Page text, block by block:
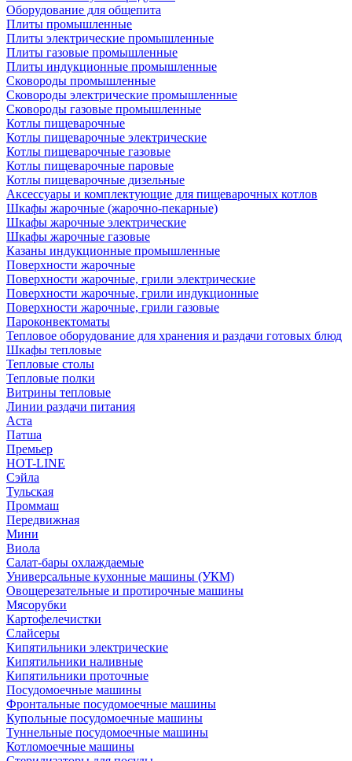
Оборудование для общепита
Плиты промышленные
Плиты электрические промышленные
Плиты газовые промышленные
Плиты индукционные промышленные
Сковороды промышленные
Сковороды электрические промышленные
Сковороды газовые промышленные
Котлы пищеварочные
Котлы пищеварочные электрические
Котлы пищеварочные газовые
Котлы пищеварочные паровые
Котлы пищеварочные дизельные
Аксессуары и комплектующие для пищеварочных котлов
Шкафы жарочные (жарочно-пекарные)
Шкафы жарочные электрические
Шкафы жарочные газовые
Казаны индукционные промышленные
Поверхности жарочные
Поверхности жарочные, грили электрические
Поверхности жарочные, грили индукционные
Поверхности жарочные, грили газовые
Пароконвектоматы
Тепловое оборудование для хранения и раздачи готовых блюд
Шкафы тепловые
Тепловые столы
Тепловые полки
Витрины тепловые
Линии раздачи питания
Аста
Патша
Премьер
HOT-LINE
Сэйла
Тульская
Проммаш
Передвижная
Мини
Виола
Салат-бары охлаждаемые
Универсальные кухонные машины (УКМ)
Овощерезательные и протирочные машины
Мясорубки
Картофелечистки
Слайсеры
Кипятильники электрические
Кипятильники наливные
Кипятильники проточные
Посудомоечные машины
Фронтальные посудомоечные машины
Купольные посудомоечные машины
Туннельные посудомоечные машины
Котломоечные машины